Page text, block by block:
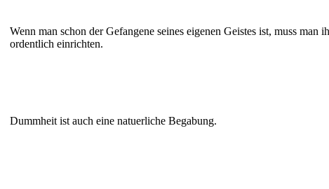
Wenn man schon der Gefangene seines eigenen Geistes ist, muss man
ordentlich einrichten.
Dummheit ist auch eine natuerliche Begabung.